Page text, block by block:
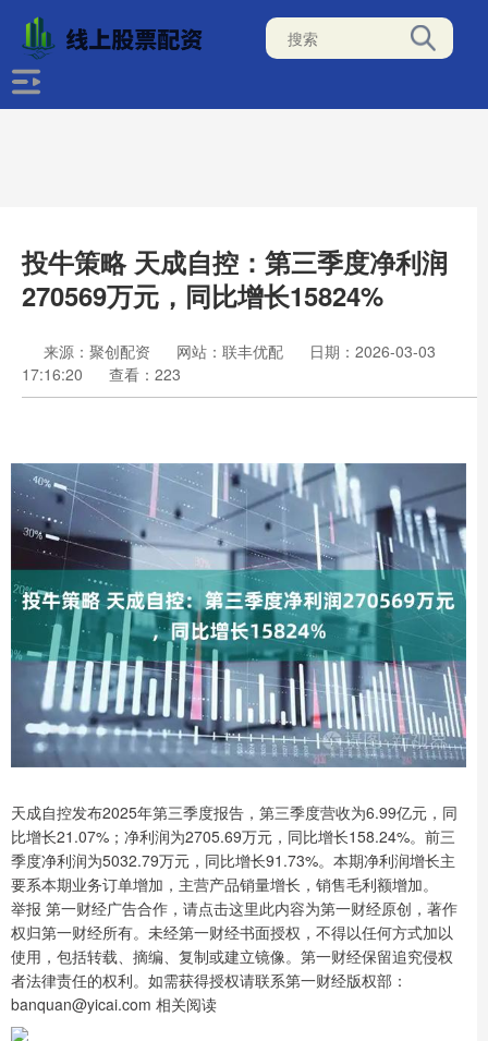
投牛策略 天成自控：第三季度净利润
270569万元，同比增长15824%
来源：聚创配资 网站：联丰优配
日期：2026-03-03
17:16:20
查看：223
天成自控发布2025年第三季度报告，第三季度营收为6.99亿元，同
比增长21.07%；净利润为2705.69万元，同比增长158.24%。前三
季度净利润为5032.79万元，同比增长91.73%。本期净利润增长主
要系本期业务订单增加，主营产品销量增长，销售毛利额增加。
举报 第一财经广告合作，请点击这里此内容为第一财经原创，著作
权归第一财经所有。未经第一财经书面授权，不得以任何方式加以
使用，包括转载、摘编、复制或建立镜像。第一财经保留追究侵权
者法律责任的权利。如需获得授权请联系第一财经版权部：
banquan@yicai.com 相关阅读